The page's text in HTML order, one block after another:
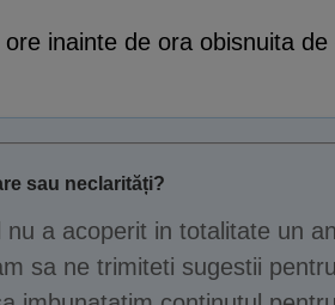
inainte de ora obisnuita
sau neclarități?
a acoperit in totalitate un
sa ne trimiteti sugestii